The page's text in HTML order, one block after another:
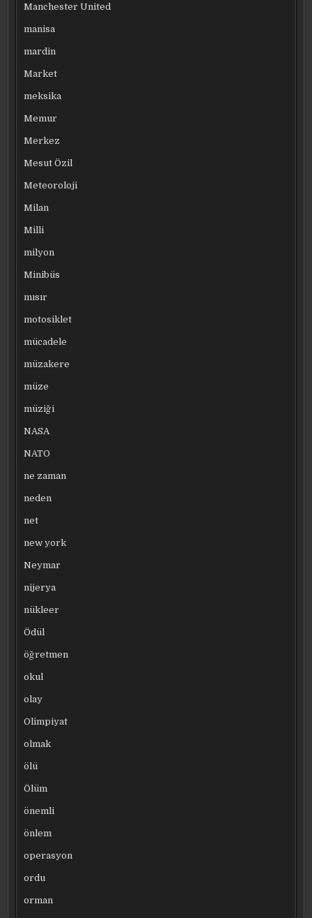
Manchester United
manisa
mardin
Market
meksika
Memur
Merkez
Mesut Özil
Meteoroloji
Milan
Milli
milyon
Minibüs
mısır
motosiklet
mücadele
müzakere
müze
müziği
NASA
NATO
ne zaman
neden
net
new york
Neymar
nijerya
nükleer
Ödül
öğretmen
okul
olay
Olimpiyat
olmak
ölü
Ölüm
önemli
önlem
operasyon
ordu
orman